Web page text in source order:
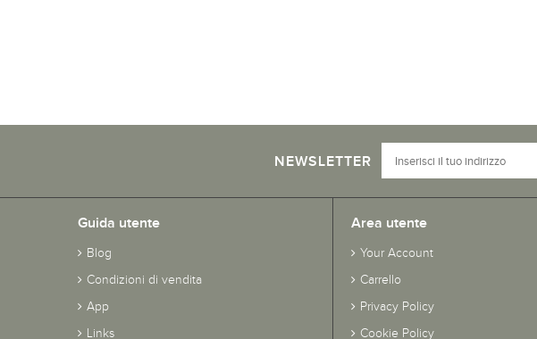
NEWSLETTER
Guida utente
Blog
Condizioni di vendita
App
Links
Area utente
Your Account
Carrello
Privacy Policy
Cookie Policy